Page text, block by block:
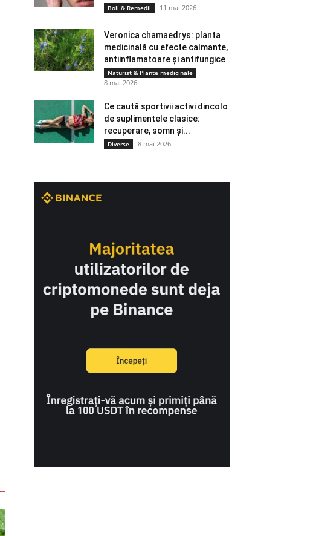
Boli & Remedii 11 mai 2026
Veronica chamaedrys: planta
medicinală cu efecte calmante,
antiinflamatoare și antifungice
Naturist & Plante medicinale
8 mai 2026
Ce caută sportivii activi dincolo
de suplimentele clasice:
recuperare, somn și...
Diverse 8 mai 2026